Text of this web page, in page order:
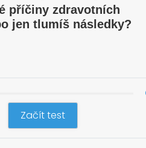
příčiny zdravotních
jen tlumíš následky?
Začít test